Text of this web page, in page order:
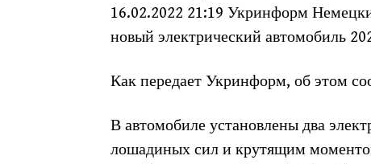
16.02.2022 21:19 Укринформ
новый электрический автомобиль
Как передает Укринформ, об этом
В автомобиле установлены два
лошадиных сил и крутящим